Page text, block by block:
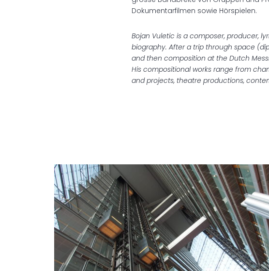
Dokumentarfilmen sowie Hörspielen.
Bojan Vuletic is a composer, producer,
biography. After a trip through space
and then composition at the Dutch
His compositional works range from
and projects, theatre productions,